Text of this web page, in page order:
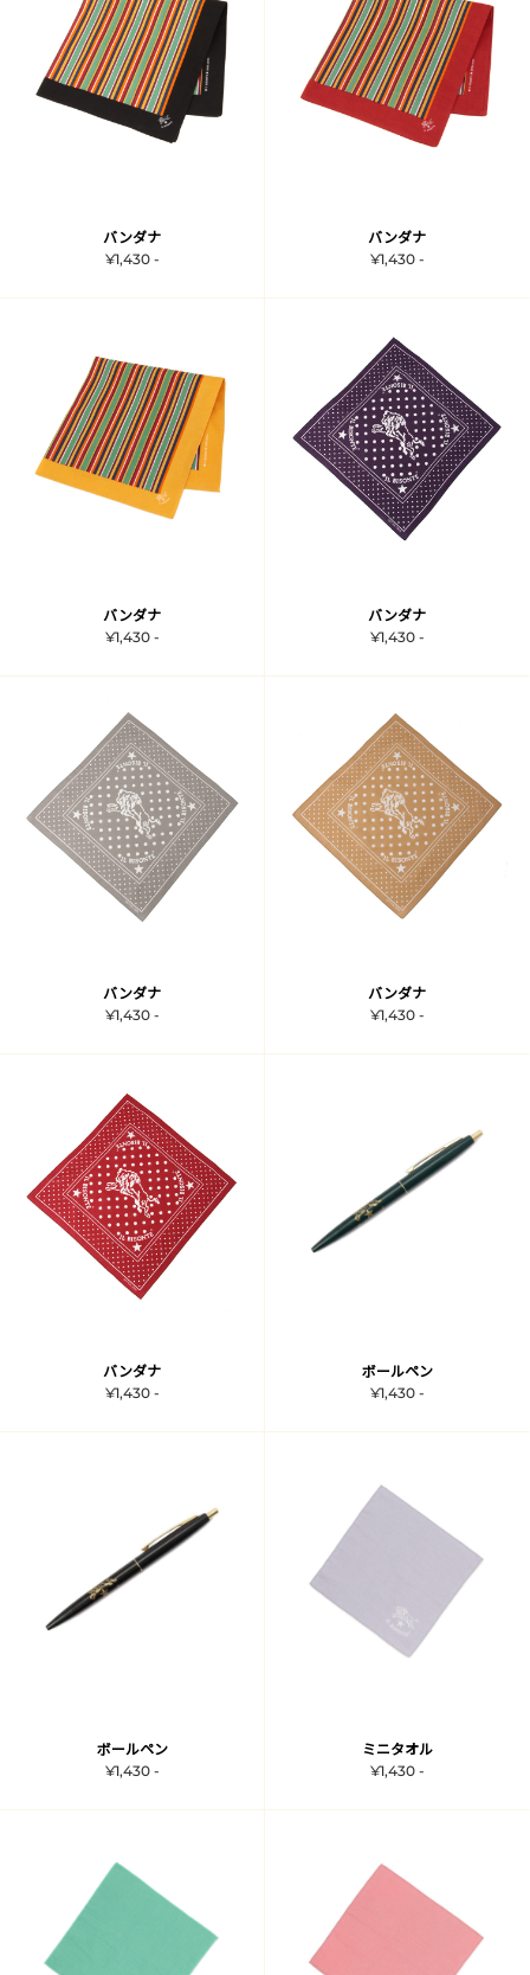
バンダナ
¥1,430 -
バンダナ
¥1,430 -
バンダナ
¥1,430 -
バンダナ
¥1,430 -
バンダナ
¥1,430 -
バンダナ
¥1,430 -
バンダナ
¥1,430 -
ボールペン
¥1,430 -
ボールペン
¥1,430 -
ミニタオル
¥1,430 -